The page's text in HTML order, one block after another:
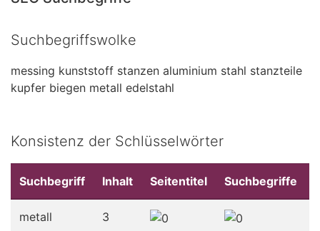
Suchbegriffswolke
messing kunststoff stanzen aluminium stahl stanzteile
kupfer biegen metall edelstahl
Konsistenz der Schlüsselwörter
Suchbegriff Inhalt Seitentitel Suchbegriffe
metall 3